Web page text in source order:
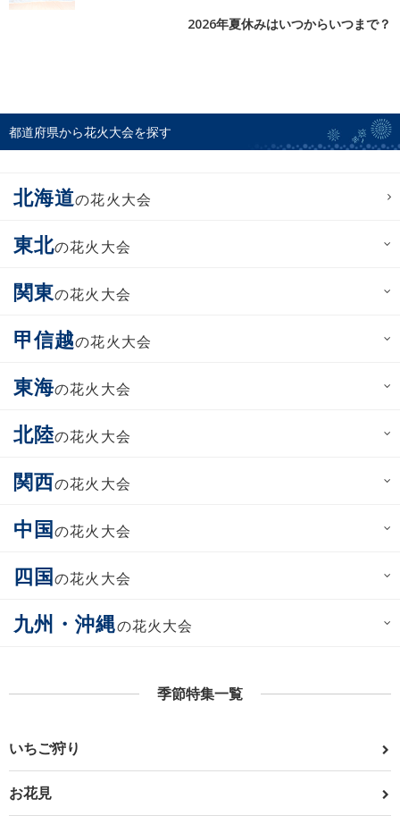
2026年夏休みはいつからいつまで？
都道府県から花火大会を探す
北海道の花火大会
東北の花火大会
関東の花火大会
甲信越の花火大会
東海の花火大会
北陸の花火大会
関西の花火大会
中国の花火大会
四国の花火大会
九州・沖縄の花火大会
季節特集一覧
いちご狩り
お花見